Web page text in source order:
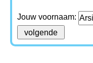
Jouw voornaam: